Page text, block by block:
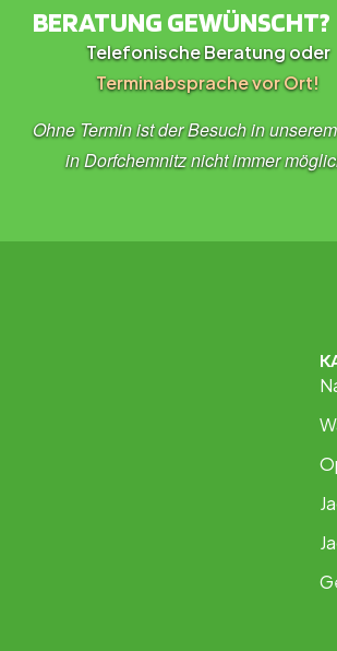
BERATUNG GEWÜNSCHT?
Telefonische Beratung oder
Terminabsprache vor Ort!
Ohne Termin ist der Besuch in
in Dorfchemnitz nicht immer